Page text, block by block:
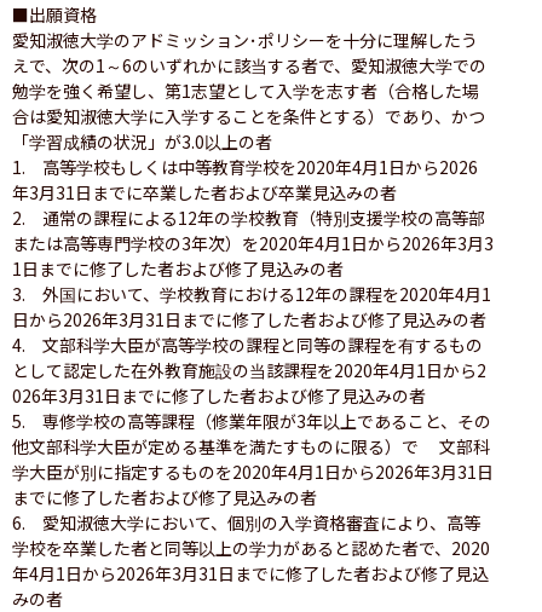
■出願資格
愛知淑徳大学のアドミッション･ポリシーを十分に理解したう
えで、次の1～6のいずれかに該当する者で、愛知淑徳大学での
勉学を強く希望し、第1志望として入学を志す者（合格した場
合は愛知淑徳大学に入学することを条件とする）であり、かつ
「学習成績の状況」が3.0以上の者
1.　高等学校もしくは中等教育学校を2020年4月1日から2026
年3月31日までに卒業した者および卒業見込みの者
2.　通常の課程による12年の学校教育（特別支援学校の高等部
または高等専門学校の3年次）を2020年4月1日から2026年3月3
1日までに修了した者および修了見込みの者
3.　外国において、学校教育における12年の課程を2020年4月1
日から2026年3月31日までに修了した者および修了見込みの者
4.　文部科学大臣が高等学校の課程と同等の課程を有するもの
として認定した在外教育施設の当該課程を2020年4月1日から2
026年3月31日までに修了した者および修了見込みの者
5.　専修学校の高等課程（修業年限が3年以上であること、その
他文部科学大臣が定める基準を満たすものに限る）で　 文部科
学大臣が別に指定するものを2020年4月1日から2026年3月31日
までに修了した者および修了見込みの者
6.　愛知淑徳大学において、個別の入学資格審査により、高等
学校を卒業した者と同等以上の学力があると認めた者で、2020
年4月1日から2026年3月31日までに修了した者および修了見込
みの者